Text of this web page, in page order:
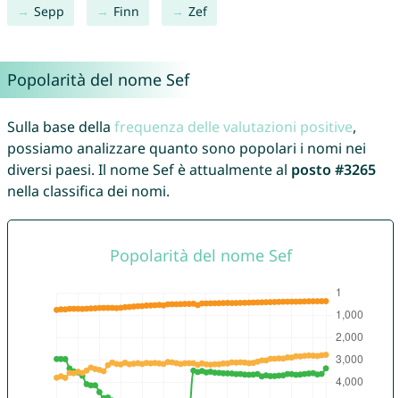
Sepp Finn Zef
Popolarità del nome Sef
Sulla base della frequenza delle valutazioni positive,
possiamo analizzare quanto sono popolari i nomi nei
diversi paesi. Il nome Sef è attualmente al posto #3265
nella classifica dei nomi.